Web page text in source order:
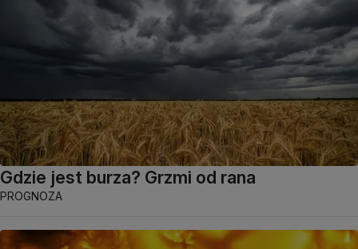
Gdzie jest burza? Grzmi od rana
PROGNOZA